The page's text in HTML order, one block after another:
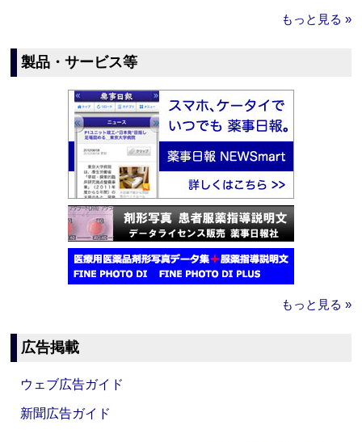
もっと見る »
製品・サービス等
もっと見る »
広告掲載
ウェブ広告ガイド
新聞広告ガイド